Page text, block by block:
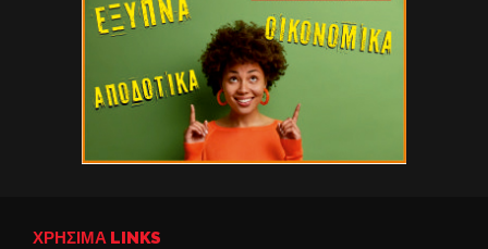
ΧΡΉΣΙΜΑ LINKS